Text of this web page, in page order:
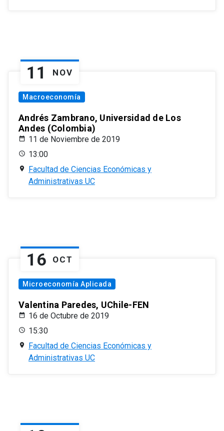
11 NOV
Macroeconomía
Andrés Zambrano, Universidad de Los
Andes (Colombia)
11 de Noviembre de 2019
13:00
Facultad de Ciencias Económicas y
Administrativas UC
16 OCT
Microeconomía Aplicada
Valentina Paredes, UChile-FEN
16 de Octubre de 2019
15:30
Facultad de Ciencias Económicas y
Administrativas UC